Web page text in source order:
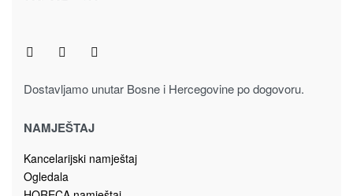
Kolekcija spavaća soba ONYXKomode za spavaću sobu